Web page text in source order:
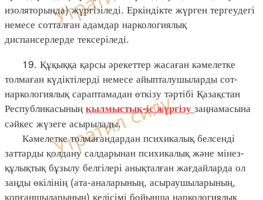
изоляторында) жүргізіледі. Еркіндікте жүрген тергеудегі
немесе сотталған адамдар наркологиялық
диспансерлерде тексеріледі.
19. Құқыққа қарсы әрекеттер жасаған кәмелетке
толмаған күдіктілерді немесе айыпталушыларды сот-
наркологиялық сараптамадан өткізу тәртібі Қазақстан
Республикасының қылмыстық-іс жүргізу заңнамасына
сәйкес жүзеге асырылады.
Кәмелетке толмағандардан психикалық белсенді
заттарды қолдану салдарынан психикалық және мінез-
құлықтық бұзылу белгілері анықталған жағдайларда ол
заңды өкілінің (ата-аналарының, асыраушыларының,
қорғаншыларының) келісімі бойынша наркологиялық